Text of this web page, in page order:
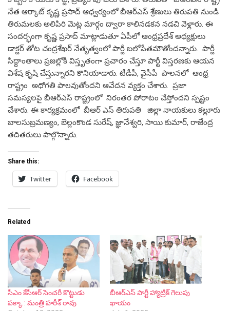
నేత ఆర్కాట్ కృష్ణ ప్రసాద్ ఆధ్వర్యంలో బీఆర్ఎస్ శ్రేణులు తిరుపతి నుండి
తిరుమలకు అలిపిరి మెట్ల మార్గం ద్వారా కాలినడకన నడచి వెళ్లారు. ఈ
సందర్భంగా కృష్ణ ప్రసాద్ మాట్లాడుతూ ఏపీలో ఆంధ్రప్రదేశ్ అధ్యక్షులు
డాక్టర్ తోట చంద్రశేఖర్ నేతృత్వంలో పార్టీ బలోపేతమౌతోందన్నారు. పార్టీ
సిద్దాంతాలు ప్రజల్లోకి విస్తృతంగా ప్రచారం చేస్తూ పార్టీ విస్తరణకు ఆయన
విశేష కృషి చేస్తున్నారని కొనియాడారు. టీడీపీ, వైసీపీ పాలనలో ఆంధ్ర
రాష్ట్రం అధోగతి పాలవుతోందని ఆవేదన వ్యక్తం చేశారు. ప్రజా
సమస్యలపై బీఆర్ఎస్ రాష్ట్రంలో నిరంతర పోరాటం చేస్తోందని స్పష్టం
చేశారు. ఈ కార్యక్రమంలో బీఆర్ ఎస్ తిరుపతి జిల్లా నాయకులు కల్లూరు
బాలసుబ్రమణ్యం, బెల్లంకొండ సురేష్, జ్ఞానేశ్వరి, సాయి కుమార్, రాజేంద్ర
తదితరులు పాల్గొన్నారు.
Share this:
Twitter Facebook
Related
సీఎం కేసీఆర్ సెంచ‌రీ కొట్టుడు
ప‌క్కా : మంత్రి హ‌రీశ్ రావు
బీఆర్ఎస్ పార్టీ హ్యాట్రిక్ గెలుపు
ఖాయం